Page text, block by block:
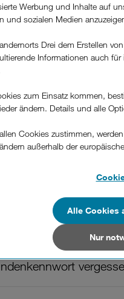
War diese
finde ich es?
Werbung und Inhalte auf
und sozialen Medien
Drei dem Erstellen
Informationen auch
zum Einsatz kommen,
ändern. Details und alle
Cookies zustimmen,
außerhalb der
Unternehmen in Drittstaaten,
Union aufweisen (z.B. Data
„Nur notwendige Cookies“
dieser Website unerlässlich
Nur
Alle Cookies